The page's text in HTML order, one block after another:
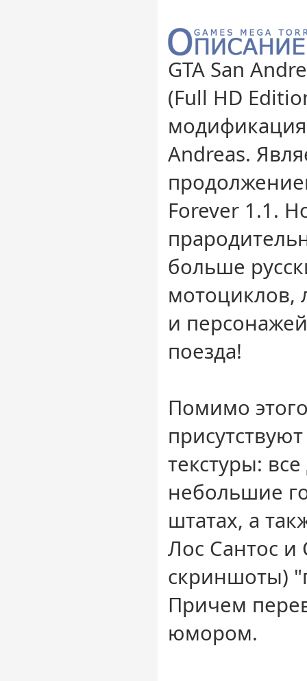
GTA San
(Full HD
модификация
Andreas.
Forever 1.1.
больше
мотоциклов,
и
поезда!
Помимо
текстуры:
небольшие
штатах, а
Лос Сантос
скриншоты)
Причем
юмором.